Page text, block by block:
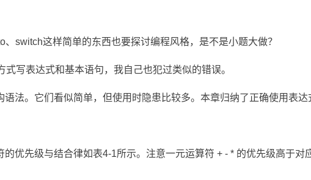
switch这样简单的东西也要探讨编程风格，是不是小题大做？
写表达式和基本语句，我自己也犯过类似的错误。
法。它们看似简单，但使用时隐患比较多。本章归纳了正确使用表
优先级与结合律如表4-1所示。注意一元运算符 + - * 的优先级高于对